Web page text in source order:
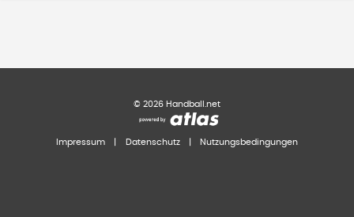
© 2026 Handball.net
Impressum Datenschutz Nutzungsbedingungen